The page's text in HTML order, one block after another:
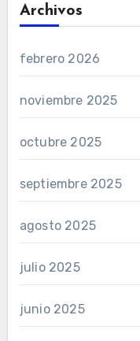
Archivos
febrero 2026
noviembre 2025
octubre 2025
septiembre 2025
agosto 2025
julio 2025
junio 2025